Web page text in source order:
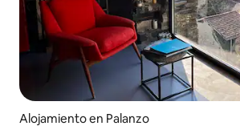
Alojamiento en Palanzo